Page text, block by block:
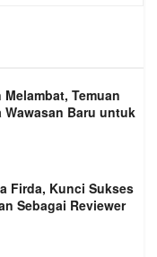
Temuan
Baru untuk
Firda, Kunci Sukses
Sebagai Reviewer